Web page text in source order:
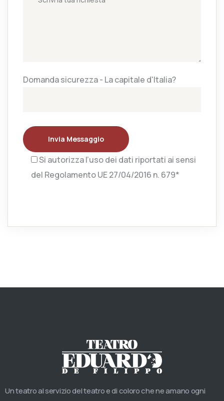
Domanda sicurezza - La capitale d'Italia?
Invia Messaggio
Si autorizza l’uso dei dati riportati ai sensi
del Regolamento UE 27/04/2016 n. 679*
Un teatro al servizio del teatro e di coloro che ne amano ogni